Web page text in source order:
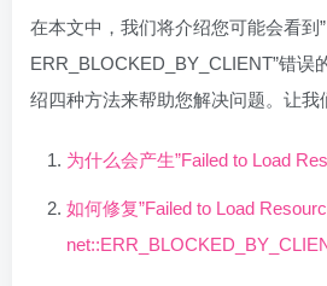
在本文中，我们将介绍您可能会看到”
ERR_BLOCKED_BY_CLIENT”错误
绍四种方法来帮助您解决问题。让我
为什么会产生”Failed to Load
如何修复”Failed to Load